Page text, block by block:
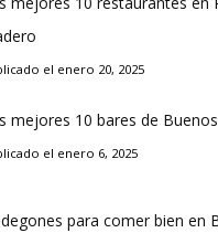
el enero 20, 2025
mejores 10 bares de
el enero 6, 2025
para comer bien en